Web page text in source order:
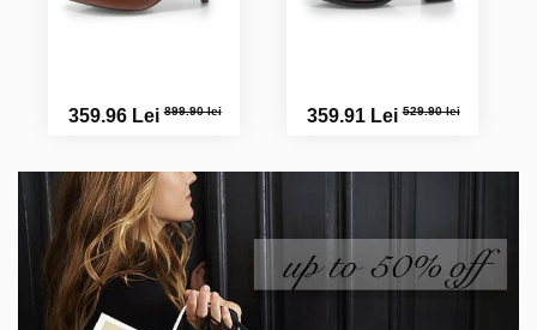
359.96 Lei899.90 lei 359.91 Lei529.90 lei